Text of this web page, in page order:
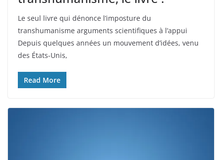
Le seul livre qui dénonce l’imposture du
transhumanisme arguments scientifiques à l’appui
Depuis quelques années un mouvement d’idées, venu
des États-Unis,
Read More